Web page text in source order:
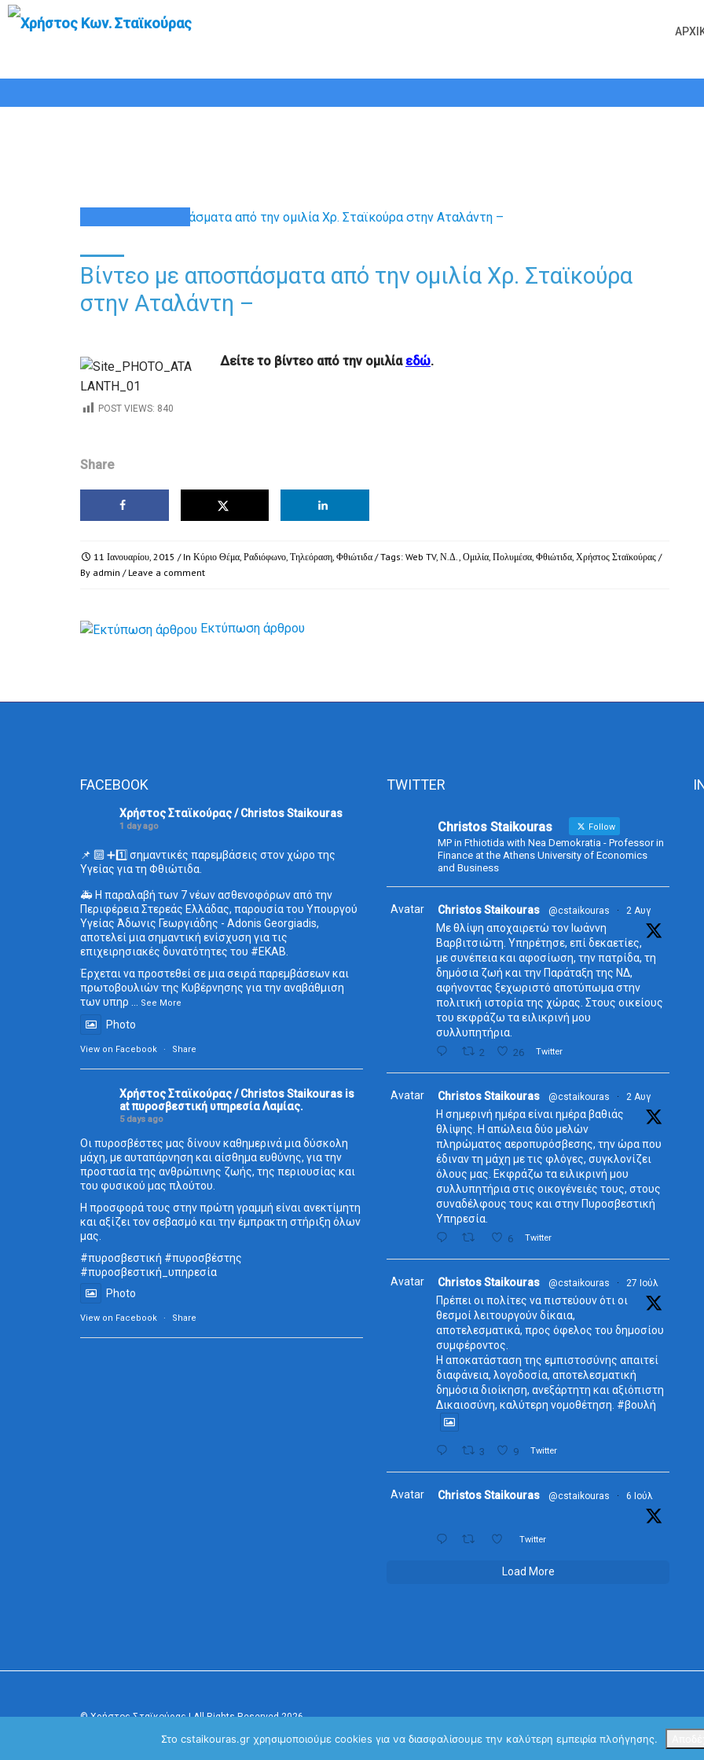
Βίντεο με αποσπάσματα από την ομιλία Χρ. Σταϊκούρα
στην Αταλάντη –
Δείτε το βίντεο από την ομιλία εδώ.
POST VIEWS: 840
Share
11 Ιανουαρίου, 2015 / In Κύριο Θέμα, Ραδιόφωνο, Τηλεόραση, Φθιώτιδα / Tags: Web TV, Ν.Δ., Ομιλία, Πολυμέσα, Φθιώτιδα, Χρήστος Σταϊκούρας /
By admin / Leave a comment
Εκτύπωση άρθρου
FACEBOOK
Χρήστος Σταϊκούρας / Christos Staikouras
1 day ago
📌 🔟 ➕1️⃣ σημαντικές παρεμβάσεις στον χώρο της
Υγείας για τη Φθιώτιδα.
🚑 Η παραλαβή των 7 νέων ασθενοφόρων από την
Περιφέρεια Στερεάς Ελλάδας, παρουσία του Υπουργού
Υγείας Άδωνις Γεωργιάδης - Adonis Georgiadis,
αποτελεί μια σημαντική ενίσχυση για τις
επιχειρησιακές δυνατότητες του #ΕΚΑΒ
Έρχεται να προστεθεί σε μια σειρά παρεμβάσεων και
πρωτοβουλιών της Κυβέρνησης για την αναβάθμιση
των υπηρ
See More
Photo
View on Facebook · Share
Χρήστος Σταϊκούρας / Christos Staikouras is
at πυροσβεστική υπηρεσία Λαμίας.
5 days ago
Οι πυροσβέστες μας δίνουν καθημερινά μια δύσκολη
μάχη, με αυταπάρνηση και αίσθημα ευθύνης, για την
προστασία της ανθρώπινης ζωής, της περιουσίας και
του φυσικού μας πλούτου.
Η προσφορά τους στην πρώτη γραμμή είναι ανεκτίμητη
και αξίζει τον σεβασμό και την έμπρακτη στήριξη όλων
μας.
#πυροσβεστική #πυροσβέστης
#πυροσβεστική_ υπηρεσία
Photo
View on Facebook · Share
TWITTER
Christos Staikouras Follow
MP in Fthiotida with Nea Demokratia - Professor in
Finance at the Athens University of Economics
and Business
Avatar Christos Staikouras @cstaikouras · 2 Αυγ
Με θλίψη αποχαιρετώ τον Ιωάννη
Βαρβιτσιώτη. Υπηρέτησε, επί δεκαετίες,
με συνέπεια και αφοσίωση, την πατρίδα, τη
δημόσια ζωή και την Παράταξη της ΝΔ,
αφήνοντας ξεχωριστό αποτύπωμα στην
πολιτική ιστορία της χώρας. Στους οικείους
του εκφράζω τα ειλικρινή μου
συλλυπητήρια.
2 26 Twitter
Avatar Christos Staikouras @cstaikouras · 2 Αυγ
Η σημερινή ημέρα είναι ημέρα βαθιάς
θλίψης. Η απώλεια δύο μελών
πληρώματος αεροπυρόσβεσης, την ώρα που
έδιναν τη μάχη με τις φλόγες, συγκλονίζει
όλους μας. Εκφράζω τα ειλικρινή μου
συλλυπητήρια στις οικογένειές τους, στους
συναδέλφους τους και στην Πυροσβεστική
Υπηρεσία.
6 Twitter
Avatar Christos Staikouras @cstaikouras · 27 Ιούλ
Πρέπει οι πολίτες να πιστεύουν ότι οι
θεσμοί λειτουργούν δίκαια,
αποτελεσματικά, προς όφελος του δημοσίου
συμφέροντος.
Η αποκατάσταση της εμπιστοσύνης απαιτεί
διαφάνεια, λογοδοσία, αποτελεσματική
δημόσια διοίκηση, ανεξάρτητη και αξιόπιστη
Δικαιοσύνη, καλύτερη νομοθέτηση. #βουλή
3 9 Twitter
Avatar Christos Staikouras @cstaikouras · 6 Ιούλ
Twitter
Load More
© Χρήστος Σταϊκούρας | All Rights Reserved 2026
Στο cstaikouras.gr χρησιμοποιούμε cookies για να διασφαλίσουμε την καλύτερη εμπειρία πλοήγησης.